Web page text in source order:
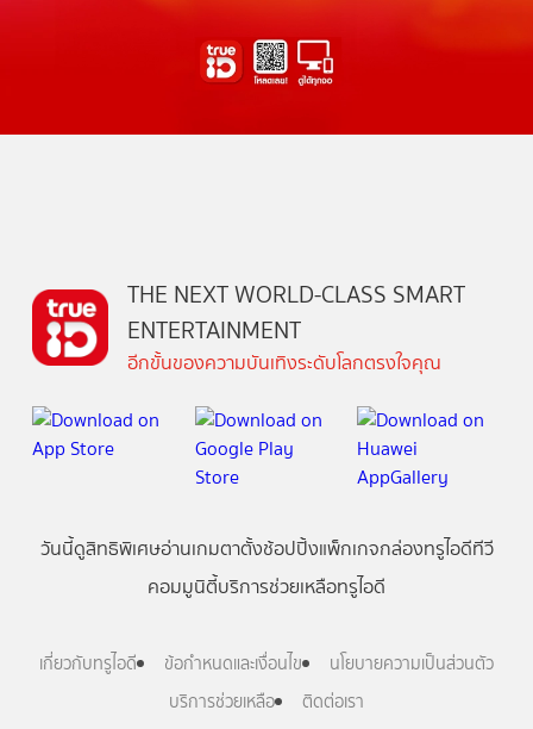
THE NEXT WORLD-CLASS SMART
ENTERTAINMENT
อีกขั้นของความบันเทิงระดับโลกตรงใจคุณ
วันนี้ดูสิทธิพิเศษอ่านเกมตาตั้งช้อปปิ้งแพ็กเกจกล่องทรูไอดีทีวี
คอมมูนิตี้บริการช่วยเหลือทรูไอดี
เกี่ยวกับทรูไอดี ข้อกำหนดและเงื่อนไข
นโยบายความเป็นส่วนตัว
บริการช่วยเหลือ
ติดต่อเรา